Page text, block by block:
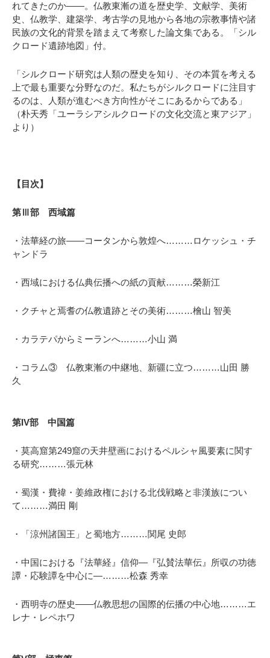
れてきたのか――。仏教東漸の道を歴史学、文献学、美術
史、仏教学、建築学、考古学の見地から各地の宗教事情や諸
民族の文化的背景を踏まえて考察した論文集である。「シル
クロード遺跡地図」付。
「シルクロード研究は人類の歴史を知り、その本質を考える
上で最も重要な分野なのだ。私たちがシルクロードに注目す
るのは、人類が進むべき方向性がそこにあるからである」
（朴天秀「ユーラシアシルクロードの文化交流と東アジア」
より）
【目次】
第Ⅲ部 西域篇
・法華経の旅――コータンから敦煌へ………ロケッシュ・チ
ャンドラ
・西域における仏典伝播への紙の貢献………榮新江
・クチャと焉耆の仏教遺跡とその美術………檜山 智美
・カラテパからミーランへ………小山 満
・コラム③ 仏教東漸の中継地、新疆に立つ………山田 勝
久
第IV部 中国篇
・莫高窟第249窟の天井壁画におけるペルシャ風要素に関す
る研究………張元林
・蜀漢・費禕・姜維政権における北伐戦略と非漢族につい
て………満田 剛
・「涼州諸国王」と蜀地方………関尾 史郎
・中国における『法華経』信仰―『弘賛法華伝』所収の功徳
譚・応験譚を中心に―………松森 秀幸
・西明寺の歴史——仏教思想の国際的伝播の中心地………エ
レナ・レペホワ